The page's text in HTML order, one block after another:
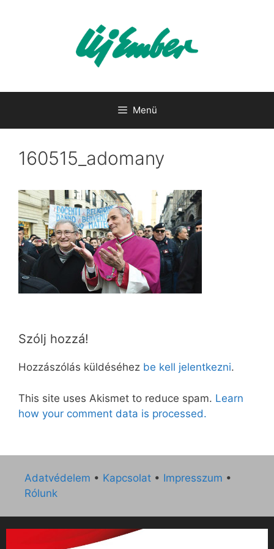
Menü
160515_adomany
Szólj hozzá!
Hozzászólás küldéséhez be kell jelentkezni.
This site uses Akismet to reduce spam. Learn
how your comment data is processed.
Adatvédelem • Kapcsolat • Impresszum •
Rólunk